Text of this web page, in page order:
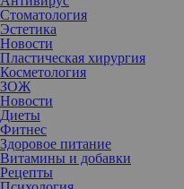
Стоматология
Эстетика
Новости
Пластическая хирургия
Косметология
ЗОЖ
Новости
Диеты
Фитнес
Здоровое питание
Витамины и добавки
Рецепты